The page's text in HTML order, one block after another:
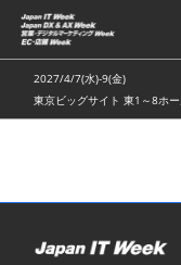
ス
キ
ッ
し
む
2027/4/7(水)-9(金)
東京ビッグサイト 東1～8ホ